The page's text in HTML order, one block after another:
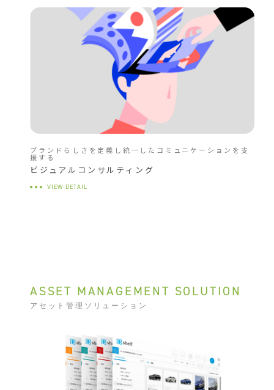
ブランドらしさを定義し統一したコミュニケーションを支
援する
ビジュアルコンサルティング
VIEW DETAIL
ASSET MANAGEMENT SOLUTION
アセット管理ソリューション